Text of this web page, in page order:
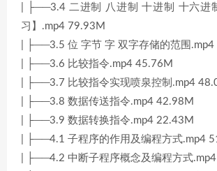
| ├──3.4 二进制 八进制 十进制 十六进
习】.mp4 79.93M
| ├──3.5 位 字节 字 双字存储的范围
| ├──3.6 比较指令.mp4 45.76M
| ├──3.7 比较指令实现喷泉控制.mp4
| ├──3.8 数据传送指令.mp4 42.98M
| ├──3.9 数据转换指令.mp4 22.43M
| ├──4.1 子程序的作用及编程方式.mp4
| ├──4.2 中断子程序概念及编程方式